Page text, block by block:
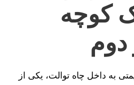
کوچه
به داخل چاه توالت، یکی از